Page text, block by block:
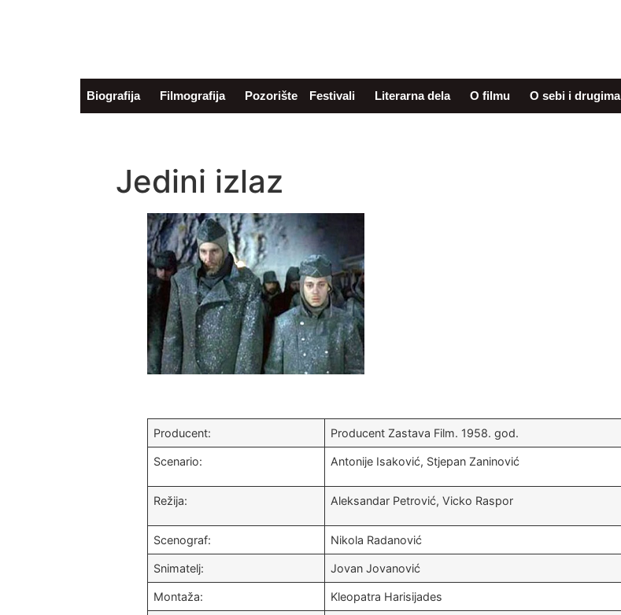
Biografija Filmografija Pozorište Festivali Literarna dela O filmu O sebi i drugima
Jedini izlaz
Producent: Producent Zastava Film. 1958. god.
Scenario: Antonije Isaković, Stjepan Zaninović
Režija: Aleksandar Petrović, Vicko Raspor
Scenograf: Nikola Radanović
Snimatelj: Jovan Jovanović
Montaža: Kleopatra Harisijades